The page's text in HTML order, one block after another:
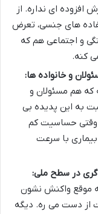
ای نداره. از
های جنسی، تعرض
و اجتماعی هم که
کنه.
و خانواده ها:
که هم مسئولان و
به این پدیده بی
وقتی حساسیت کم
با سرعت
گری در سطح ملی:
موقع واکنش نشون
از دست می ره. دیگه